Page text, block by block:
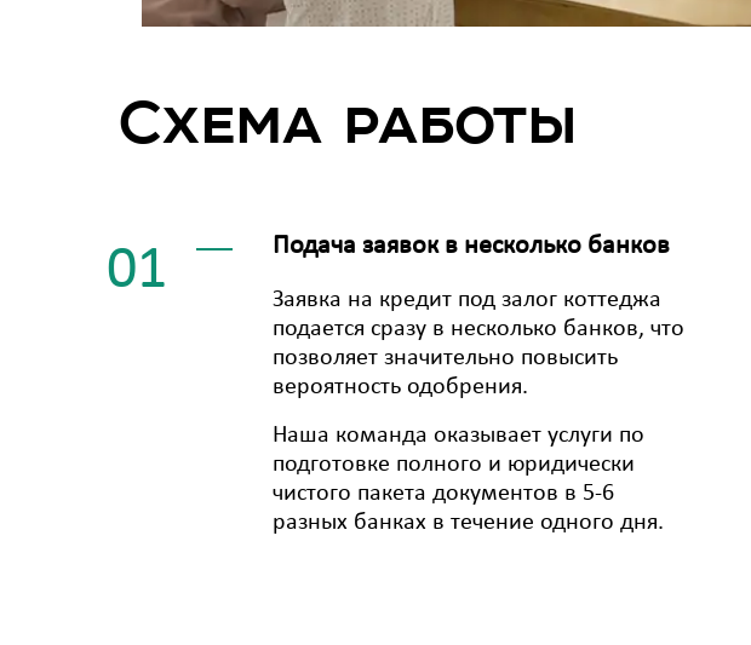
Схема работы
01 Подача заявок в несколько банков
Заявка на кредит под залог коттеджа
подается сразу в несколько банков, что
позволяет значительно повысить
вероятность одобрения.
Наша команда оказывает услуги по
подготовке полного и юридически
чистого пакета документов в 5-6
разных банках в течение одного дня.